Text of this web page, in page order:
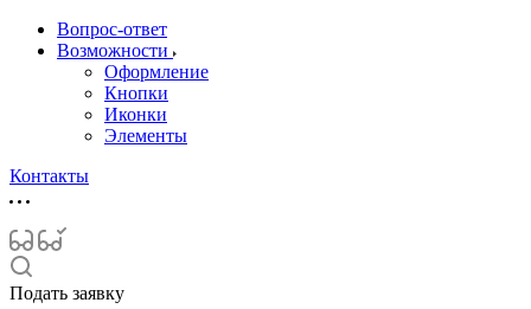
Вопрос-ответ
Возможности
Оформление
Кнопки
Иконки
Элементы
Контакты
Подать заявку